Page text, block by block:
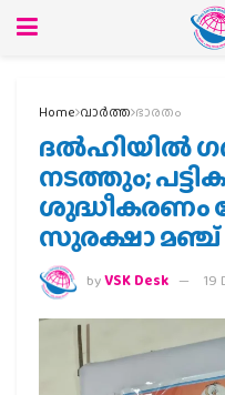
Home വാര്‍ത്ത ഭാരതം
ദല്‍ഹിയില്‍
നടത്തും;
ശുദ്ധീകരണം
സുരക്ഷാ മഞ്ച്
byVSK Desk 19